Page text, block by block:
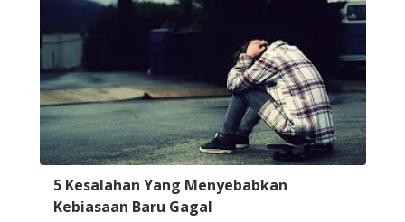
5 Kesalahan Yang Menyebabkan
Kebiasaan Baru Gagal